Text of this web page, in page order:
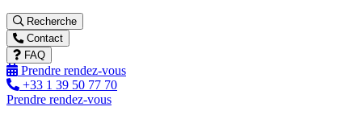
Recherche
Contact
FAQ
Prendre rendez-vous
+33 1 39 50 77 70
Prendre rendez-vous